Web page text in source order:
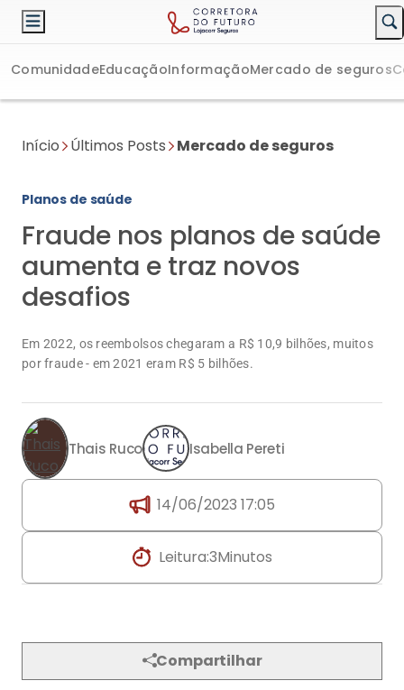
ComunidadeEducaçãoInformaçãoMercado de seguros
Início Últimos Posts Mercado de seguros
Planos de saúde
Fraude nos planos de saúde
aumenta e traz novos
desafios
Em 2022, os reembolsos chegaram a R$ 10,9 bilhões, muitos
por fraude - em 2021 eram R$ 5 bilhões.
Thais Ruco Isabella Pereti
14/06/2023 17:05
Leitura:3Minutos
Compartilhar